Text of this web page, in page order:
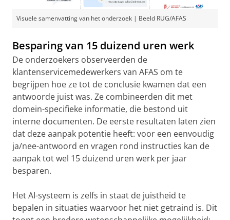
Visuele samenvatting van het onderzoek | Beeld RUG/AFAS
Besparing van 15 duizend uren werk
De onderzoekers observeerden de
klantenservicemedewerkers van AFAS om te
begrijpen hoe ze tot de conclusie kwamen dat een
antwoorde juist was. Ze combineerden dit met
domein-specifieke informatie, die bestond uit
interne documenten. De eerste resultaten laten zien
dat deze aanpak potentie heeft: voor een eenvoudig
ja/nee-antwoord en vragen rond instructies kan de
aanpak tot wel 15 duizend uren werk per jaar
besparen.
Het AI-systeem is zelfs in staat de juistheid te
bepalen in situaties waarvoor het niet getraind is. Dit